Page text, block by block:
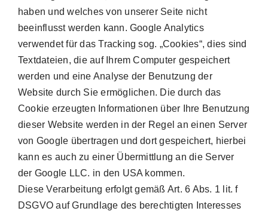
haben und welches von unserer Seite nicht
beeinflusst werden kann. Google Analytics
verwendet für das Tracking sog. „Cookies“, dies sind
Textdateien, die auf Ihrem Computer gespeichert
werden und eine Analyse der Benutzung der
Website durch Sie ermöglichen. Die durch das
Cookie erzeugten Informationen über Ihre Benutzung
dieser Website werden in der Regel an einen Server
von Google übertragen und dort gespeichert, hierbei
kann es auch zu einer Übermittlung an die Server
der Google LLC. in den USA kommen.
Diese Verarbeitung erfolgt gemäß Art. 6 Abs. 1 lit. f
DSGVO auf Grundlage des berechtigten Interesses